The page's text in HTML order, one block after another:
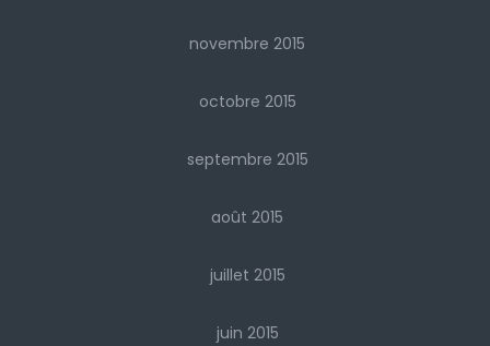
novembre 2015
octobre 2015
septembre 2015
août 2015
juillet 2015
juin 2015